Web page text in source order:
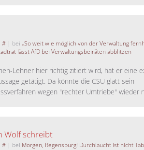
# | bei „So weit wie möglich von der Verwaltung
lässt AfD bei Verwaltungsbeiräten abblitzen
Lehner hier richtig zitiert wird, hat er eine
getätigt. Da könnte die CSU glatt sein
wegen "rechter Umtriebe" wieder
Wolf schreibt
# | bei Morgen, Regensburg! Durchlaucht ist nicht